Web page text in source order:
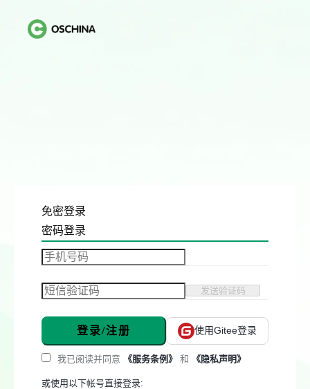
免密登录
密码登录
发送验证码
登录/注册 使用Gitee登录
我已阅读并同意 《服务条例》 和 《隐私声明》
或使用以下帐号直接登录: